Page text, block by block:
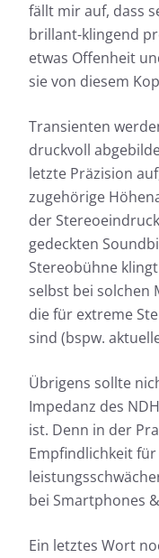
fällt mir auf, dass
brillant-klingend
etwas Offenheit
sie von diesem
Transienten
druckvoll
letzte Präzision
zugehörige
der
gedeckten
Stereobühne
selbst bei solchen
die für extreme
sind (bspw.
Übrigens sollte
Impedanz des
ist. Denn in der
Empfindlichkeit
bei Smartphones
Ein letztes Wort